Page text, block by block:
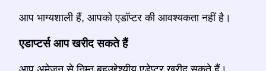
आप भाग्यशाली हैं, आपको एडॉप्टर की आवश्यकता नहीं है।
एडाप्टर्स आप खरीद सकते हैं